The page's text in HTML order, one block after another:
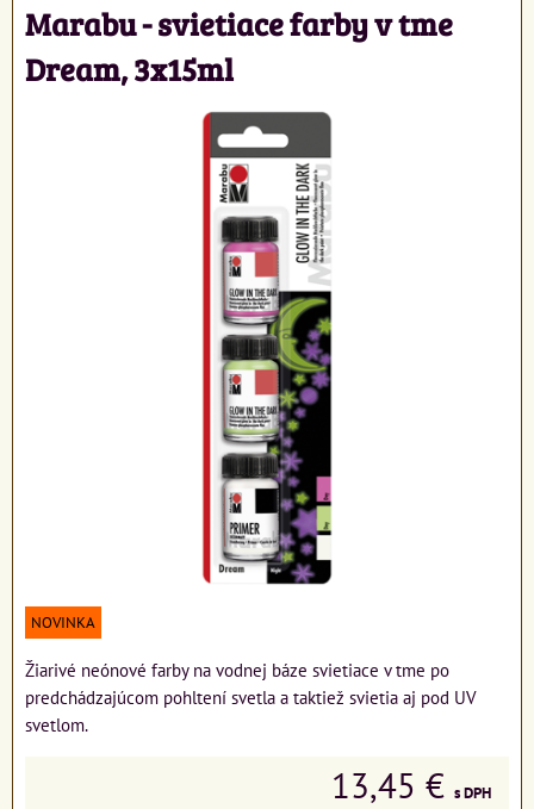
Marabu - svietiace farby v tme
Dream, 3x15ml
NOVINKA
Žiarivé neónové farby na vodnej báze svietiace v tme po
predchádzajúcom pohltení svetla a taktiež svietia aj pod UV
svetlom.
13,45 € s DPH